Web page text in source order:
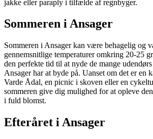
jakke eller paraply i tilfælde af regnbyger.
Sommeren i Ansager
Sommeren i Ansager kan være behagelig og
gennemsnitlige temperaturer omkring 20-25
den perfekte tid til at nyde de mange
Ansager har at byde på. Uanset om det er en
Varde Ådal, en picnic i skoven eller en
sommeren give dig mulighed for at opleve
i fuld blomst.
Efteråret i Ansager